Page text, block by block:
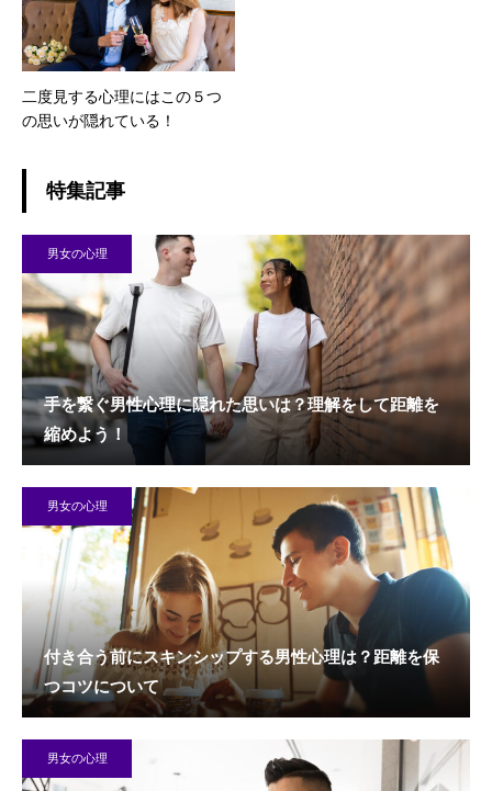
二度見する心理にはこの５つ
の思いが隠れている！
特集記事
男女の心理
手を繋ぐ男性心理に隠れた思いは？理解をして距離を
縮めよう！
男女の心理
付き合う前にスキンシップする男性心理は？距離を保
つコツについて
男女の心理